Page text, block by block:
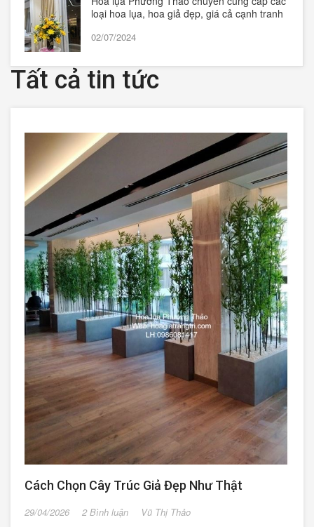
loại hoa lụa, hoa giả đẹp, giá cả cạnh tranh
02/07/2024
Tất cả tin tức
Cách Chọn Cây Trúc Giả Đẹp Như Thật
29/04/2026 2 Bình luận Vũ Thị Thảo